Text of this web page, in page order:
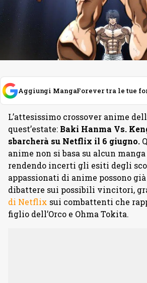
Aggiungi MangaForever tra le tue
L’attesissimo crossover anime
quest’estate: Baki Hanma Vs.
sbarcherà su Netflix il 6 giugno.
anime non si basa su alcun
rendendo incerti gli esiti degli
appassionati di anime possono
dibattere sui possibili vincitori,
di Netflix sui combattenti che
figlio dell’Orco e Ohma Tokita.